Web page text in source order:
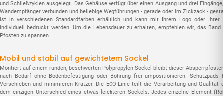
und Schließzyklen ausgelegt. Das Gehäuse verfügt über einen Ausgang und drei
Wandempfänger verbunden und beliebige Wegführungen - gerade oder im Zickzack -
ist in verschiedenen Standardfarben erhältlich und kann mit Ihrem Logo oder Ihrer
individuell bedruckt werden. Um die Lebensdauer zu erhalten, empfehlen wir, das
Pfosten zu spannen.
Mobil und stabil auf gewichtetem Sockel
Montiert auf einem runden, beschwerten Polypropylen-Sockel bleibt dieser
nach Bedarf ohne Bodenbefestigung oder Bohrung frei umpositionieren. Schutzpads
Verschieben und minimieren Kratzer. Die ECO-Linie teilt die Verarbeitung und Qualität
dem einzigen Unterschied eines etwas leichteren Sockels. Jedes einzelne Element